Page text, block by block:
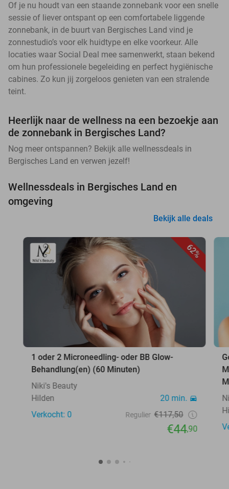
Of je nu houdt van een staande zonnebank voor een snelle
sessie of liever ontspant op een comfortabele liggende
zonnebank, in de buurt van Bergisches Land vind je
zonnestudio’s voor elk huidtype en elke voorkeur. Alle
locaties waar Social Deal mee samenwerkt, staan bekend
om hun professionele begeleiding en perfect hygiënische
cabines. Zo kun jij zorgeloos genieten van een stralende
teint.
Heerlijk naar de wellness na een bezoekje aan
de zonnebank in Bergisches Land?
Nog meer ontspannen? Bekijk alle wellnessdeals in
Bergisches Land en verwen jezelf!
Wellnessdeals in Bergisches Land en
omgeving
Bekijk alle deals
62%
1 oder 2 Microneedling- oder BB Glow-
Behandlung(en) (60 Minuten)
Niki's Beauty
Hilden
20 min.
Verkocht: 0
Regulier €117,50
€44,90